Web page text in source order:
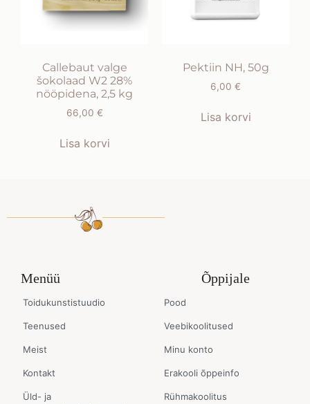
Callebaut valge
šokolaad W2 28%
nööpidena, 2,5 kg
66,00 €
Lisa korvi
Pektiin NH, 50g
6,00 €
Lisa korvi
Menüü
Toidukunstistuudio
Teenused
Meist
Kontakt
Üld- ja
Õppijale
Pood
Veebikoolitused
Minu konto
Erakooli õppeinfo
Rühmakoolitus